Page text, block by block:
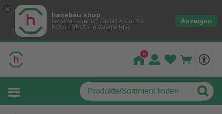
hagebau shop
hagebau connect GmbH & Co. KG
KOSTENLOS- In Google Play
Anzeigen